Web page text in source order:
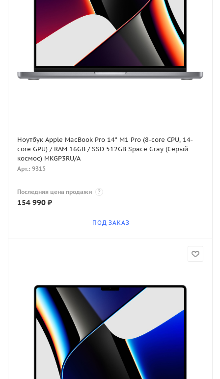
Ноутбук Apple MacBook Pro 14" M1 Pro (8-core CPU, 14-
core GPU) / RAM 16GB / SSD 512GB Space Gray (Серый
космос) MKGP3RU/A
Арт.: 9315
Последняя цена продажи ?
154 990 ₽
ПОД ЗАКАЗ